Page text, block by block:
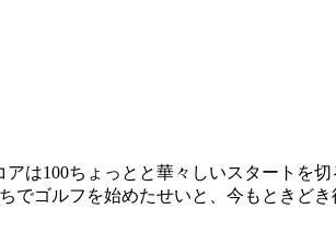
は100ちょっとと華々しいスタートを
でゴルフを始めたせいと、今もときど